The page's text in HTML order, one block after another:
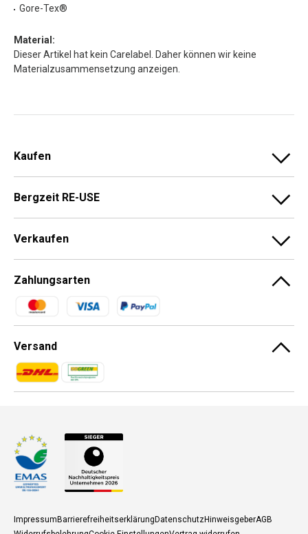
Gore-Tex®
Material:
Dieser Artikel hat kein Carelabel. Daher können wir keine
Materialzusammensetzung anzeigen.
Kaufen
Bergzeit RE-USE
Verkaufen
Zahlungsarten
Zahlungsmethoden
Versand
Zahlungsmethoden
Zahlungsmethoden
ImpressumBarrierefreiheitserklärungDatenschutzHinweisgeberAGB